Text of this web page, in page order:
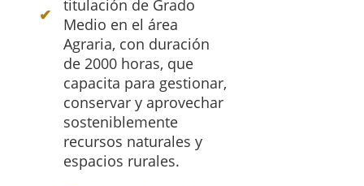
titulación de Grado
Medio en el área
Agraria, con duración
de 2000 horas, que
capacita para gestionar,
conservar y aprovechar
sosteniblemente
recursos naturales y
espacios rurales.